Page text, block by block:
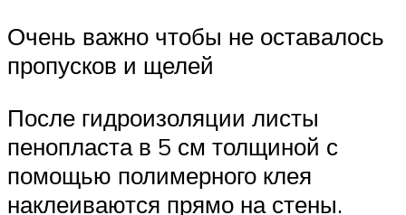
Очень важно чтобы не оставалось
пропусков и щелей
После гидроизоляции листы
пенопласта в 5 см толщиной с
помощью полимерного клея
наклеиваются прямо на стены.